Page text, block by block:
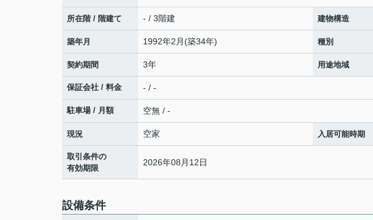
所在階 / 階建て - / 3階建 建物構造
築年月 1992年2月(築34年) 種別
契約期間 3年 用途地域
保証会社 / 料金 - / -
駐車場 / 月額 空無 / -
現況 空家 入居可能時期
取引条件の
有効期限
2026年08月12日
設備条件